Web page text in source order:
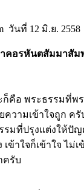
วันที่ 12 มิ.ย. 2558
คอรหันตสัมมาสัม
คือ พระธรรมที่พ
ความเข้าใจถูก ค
มที่ปรุงแต่งให้ปั
ข้าใจก็เข้าใจ ไม่
ครับ